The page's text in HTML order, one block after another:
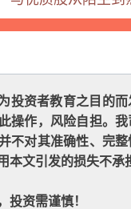
投资者教育之目的
操作，风险自担。
不对其准确性、完
本文引发的损失不承
投资需谨慎！